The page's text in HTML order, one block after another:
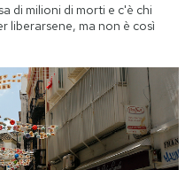
di milioni di morti e c'è chi
liberarsene, ma non è così